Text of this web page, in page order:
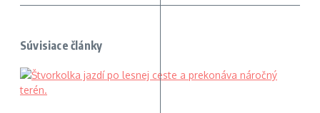
Súvisiace články